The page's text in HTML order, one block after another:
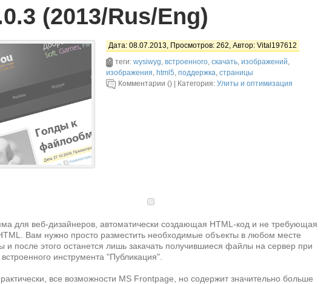
(2013/Rus/Eng)
Дата: 08.07.2013, Просмотров: 262, Автор: Vital197612
теги: wysiwyg, встроенного, скачать, изображений,
изображения, html5, поддержка, страницы
Комментарии () | Категория: Улиты и оптимизация
для веб-дизайнеров, автоматически создающая HTML-код и не требующая
Вам нужно просто разместить необходимые объекты в любом месте
и после этого останется лишь закачать получившиеся файлы на сервер при
инструмента "Публикация".
все возможности MS Frontpage, но содержит значительно больше